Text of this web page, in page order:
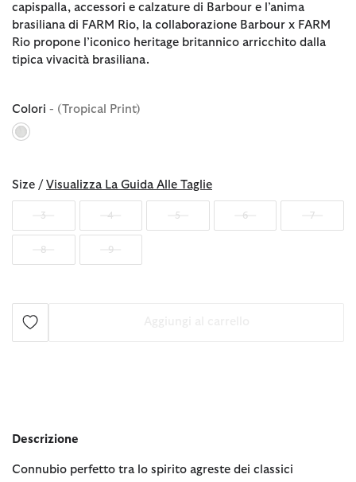
capispalla, accessori e calzature di Barbour e l’anima
brasiliana di FARM Rio, la collaborazione Barbour x FARM
Rio propone l’iconico heritage britannico arricchito dalla
tipica vivacità brasiliana.
Colori - (Tropical Print)
Size / Visualizza La Guida Alle Taglie
3 4 5 6 7
8 9
Descrizione
Connubio perfetto tra lo spirito agreste dei classici